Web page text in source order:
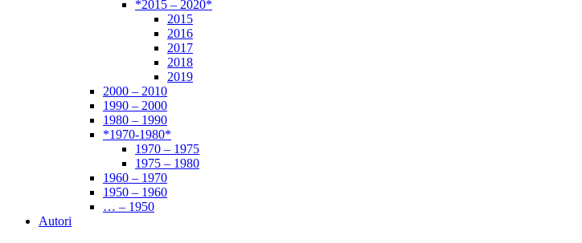
*2015 – 2020*
2015
2016
2017
2018
2019
2000 – 2010
1990 – 2000
1980 – 1990
*1970-1980*
1970 – 1975
1975 – 1980
1960 – 1970
1950 – 1960
… – 1950
Autori